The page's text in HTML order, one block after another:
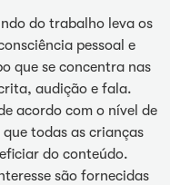
do trabalho leva os
pessoal e
que se concentra nas
audição e fala.
acordo com o nível de
todas as crianças
do conteúdo.
são fornecidas